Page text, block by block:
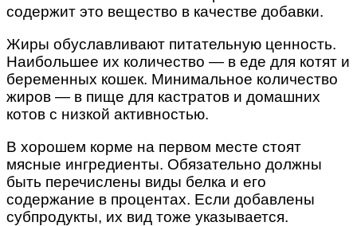
содержит это вещество в качестве добавки.
Жиры обуславливают питательную ценность.
Наибольшее их количество — в еде для котят и
беременных кошек. Минимальное количество
жиров — в пище для кастратов и домашних
котов с низкой активностью.
В хорошем корме на первом месте стоят
мясные ингредиенты. Обязательно должны
быть перечислены виды белка и его
содержание в процентах. Если добавлены
субпродукты, их вид тоже указывается.